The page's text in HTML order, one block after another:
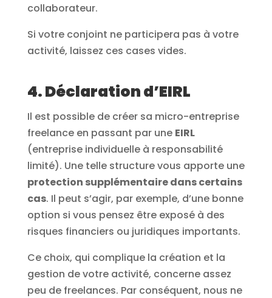
collaborateur.
Si votre conjoint ne participera pas à votre
activité, laissez ces cases vides.
4. Déclaration d’EIRL
Il est possible de créer sa micro-entreprise
freelance en passant par une EIRL
(entreprise individuelle à responsabilité
limité). Une telle structure vous apporte une
protection supplémentaire dans certains
cas. Il peut s’agir, par exemple, d’une bonne
option si vous pensez être exposé à des
risques financiers ou juridiques importants.
Ce choix, qui complique la création et la
gestion de votre activité, concerne assez
peu de freelances. Par conséquent, nous ne